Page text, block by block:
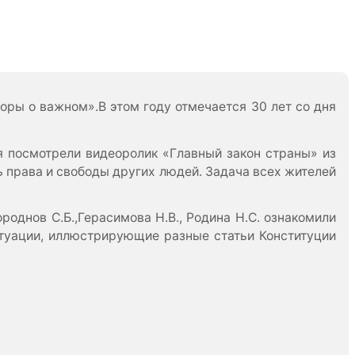
о важном».В этом году отмечается 30 лет со дня
видеоролик «Главный закон страны» из
и свободы других людей. Задача всех жителей
С.Б.,Герасимова Н.В., Родина Н.С. ознакомили
иллюстрирующие разные статьи Конституции